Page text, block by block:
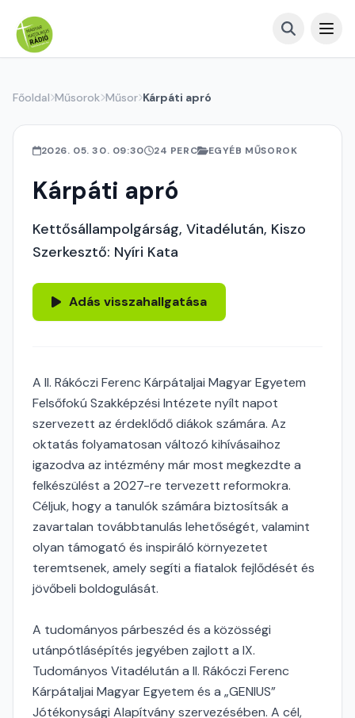
Főoldal Műsorok Műsor Kárpáti apró
2026. 05. 30. 09:30 24 PERC EGYÉB MŰSOROK
Kárpáti apró
Kettősállampolgárság, Vitadélután, Kiszo
Szerkesztő: Nyíri Kata
Adás visszahallgatása
A II. Rákóczi Ferenc Kárpátaljai Magyar Egyetem
Felsőfokú Szakképzési Intézete nyílt napot
szervezett az érdeklődő diákok számára. Az
oktatás folyamatosan változó kihívásaihoz
igazodva az intézmény már most megkezdte a
felkészülést a 2027-re tervezett reformokra.
Céljuk, hogy a tanulók számára biztosítsák a
zavartalan továbbtanulás lehetőségét, valamint
olyan támogató és inspiráló környezetet
teremtsenek, amely segíti a fiatalok fejlődését és
jövőbeli boldogulását.
A tudományos párbeszéd és a közösségi
utánpótlásépítés jegyében zajlott a IX.
Tudományos Vitadélután a II. Rákóczi Ferenc
Kárpátaljai Magyar Egyetem és a „GENIUS”
Jótékonysági Alapítvány szervezésében. A cél,